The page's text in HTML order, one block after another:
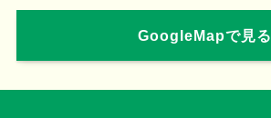
GoogleMapで見る